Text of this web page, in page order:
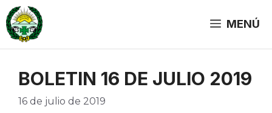
Saltar
al
contenido
MENÚ
BOLETIN 16 DE JULIO 2019
16 de julio de 2019